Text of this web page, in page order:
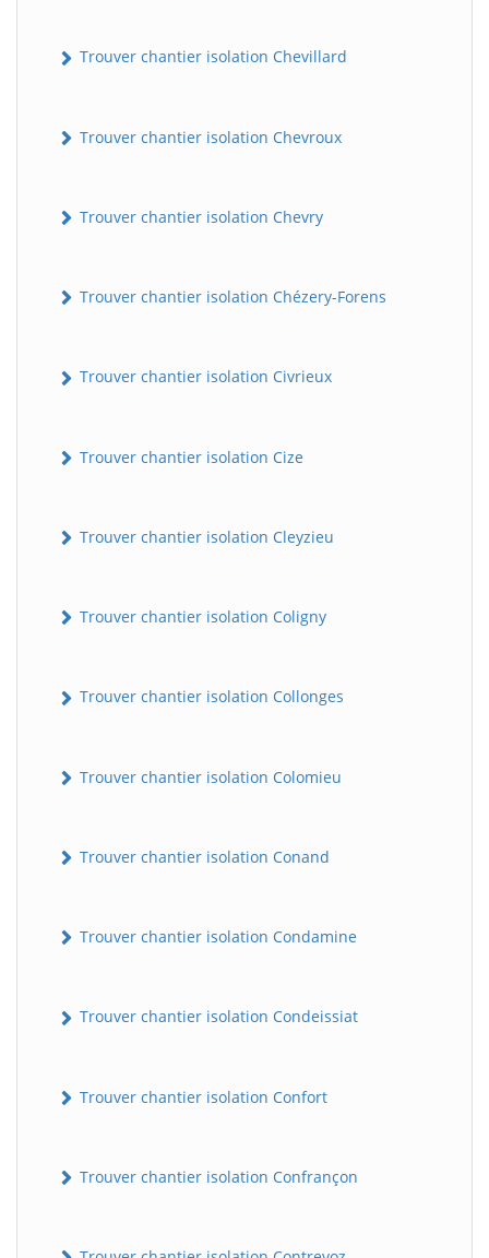
Trouver chantier isolation Chevillard
Trouver chantier isolation Chevroux
Trouver chantier isolation Chevry
Trouver chantier isolation Chézery-Forens
Trouver chantier isolation Civrieux
Trouver chantier isolation Cize
Trouver chantier isolation Cleyzieu
Trouver chantier isolation Coligny
Trouver chantier isolation Collonges
Trouver chantier isolation Colomieu
Trouver chantier isolation Conand
Trouver chantier isolation Condamine
Trouver chantier isolation Condeissiat
Trouver chantier isolation Confort
Trouver chantier isolation Confrançon
BatiWebPro